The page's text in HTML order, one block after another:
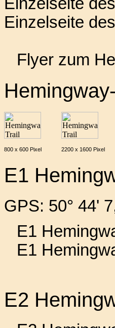
Einzelseite
Flyer zum
800 x 600 Pixel 2200 x 1600 Pixel
E1
GPS: 50° 44'
E1
E1
E2